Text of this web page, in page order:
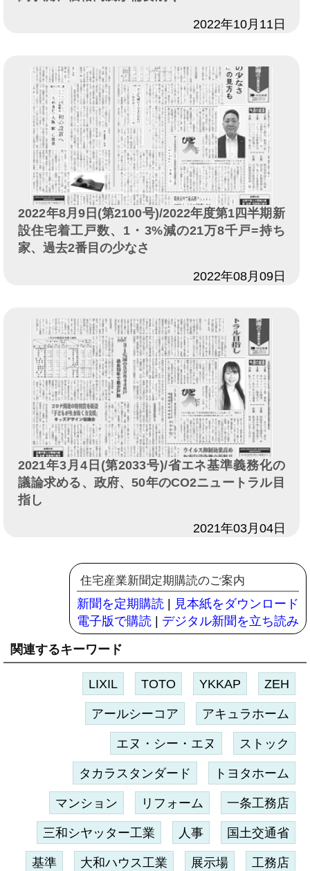
2022年10月11日
2022年8月9日(第2100号)/2022年度第1四半期新
設住宅着工戸数、1・3%減の21万8千戸=持ち
家、過去2番目の少なさ
2022年08月09日
2021年3月4日(第2033号)/省エネ基準義務化の
議論求める、政府、50年のCO2ニュートラル目
指し
2021年03月04日
住宅産業新聞定期購読のご案内
新聞を定期購読
見本紙をダウンロード
電子版で購読
デジタル新聞を立ち読み
関連するキーワード
LIXIL TOTO YKKAP ZEH
アールシーコア アキュラホーム
エヌ・シー・エヌ ストック
タカラスタンダード トヨタホーム
マンション リフォーム 一条工務店
三和シヤッター工業 人事 国土交通省
基準 大和ハウス工業 展示場 工務店